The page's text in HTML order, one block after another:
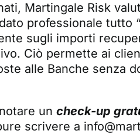
Martingale Risk
professionale tutto
sugli importi
Ciò permette ai
alle Banche senza
un check-up
scrivere a